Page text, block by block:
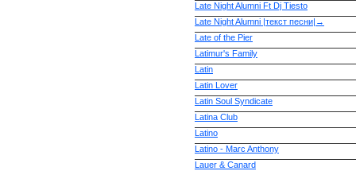
Late Night Alumni Ft Dj Tiesto
Late Night Alumni |текст песни|→
Late of the Pier
Latimur's Family
Latin
Latin Lover
Latin Soul Syndicate
Latina Club
Latino
Latino - Marc Anthony
Lauer & Canard